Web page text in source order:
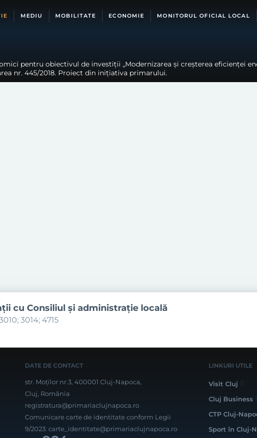
MEDIU MOBILITATE ECONOMIE MONITORUL OFICIAL LOCAL
pentru obiectivul de investiții „Modernizarea și creșterea eficienței
nr. 445/2018. Proiect din inițiativa primarului.
cu Consiliul şi administraţie locală
3014; 4715
DATE DE CONTACT
str. Moților nr.3, 400001 Cluj-Napoca,
Cluj, România
registratura@primariaclujnapoca.ro
Comunicare carte de identitate conform Legii
9/2023: carte_identitate@primariaclujnapoca.ro
LINKURI UTILE
Visit Cluj
Cluj Business
CTP Cluj-
Sport în Cluj-